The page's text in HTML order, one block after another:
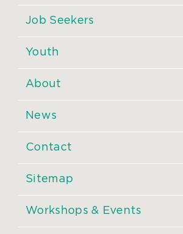
Job Seekers
Youth
About
News
Contact
Sitemap
Workshops & Events